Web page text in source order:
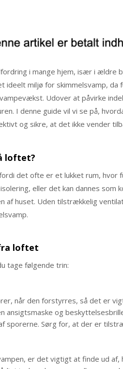
i mange hjem, især i ældre
ideelt miljø for skimmelsvamp, da
Udover at påvirke
I denne guide vil vi se på,
og sikre, at det ikke vender
loftet?
det ofte er et lukket rum, hvor
eller det kan dannes som
huset. Uden tilstrækkelig
loftet
tage følgende trin:
når den forstyrres, så det er
ansigtsmaske og
sporerne. Sørg for, at der er
er det vigtigt at finde ud af,